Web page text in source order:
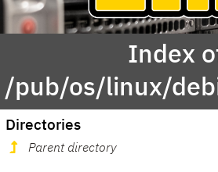
Index
/pub/os/linux/
Directories
Parent directory